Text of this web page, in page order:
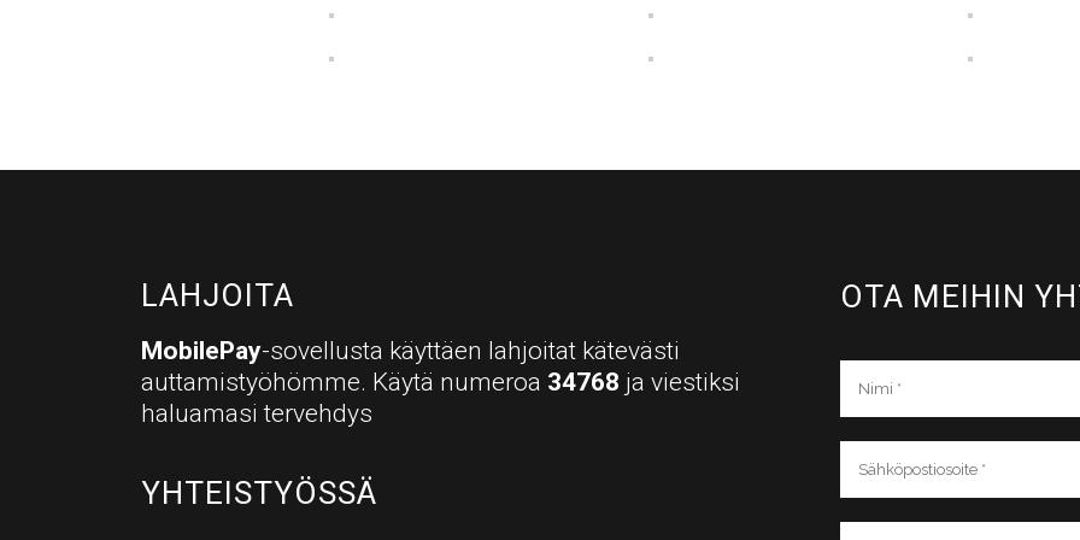
LAHJOITA
MobilePay-sovellusta käyttäen lahjoitat kätevästi
auttamistyöhömme. Käytä numeroa 34768 ja viestiksi
haluamasi tervehdys
YHTEISTYÖSSÄ
OTA MEIHIN